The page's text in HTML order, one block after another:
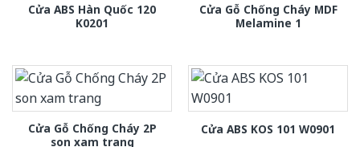
Cửa ABS Hàn Quốc 120
K0201
Cửa Gỗ Chống Cháy MDF
Melamine 1
Cửa Gỗ Chống Cháy 2P
son xam trang
Cửa ABS KOS 101 W0901